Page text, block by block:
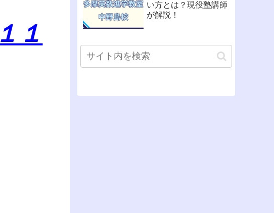
１１
い方とは？現役塾講師
が解説！